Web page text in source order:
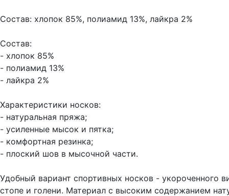
Состав: хлопок 85%, полиамид 13%, лайкра 2%
Состав:
- хлопок 85%
- полиамид 13%
- лайкра 2%
Характеристики носков:
- натуральная пряжа;
- усиленные мысок и пятка;
- комфортная резинка;
- плоский шов в мысочной части.
Удобный вариант спортивных носков - укороченного
стопе и голени. Материал с высоким содержанием